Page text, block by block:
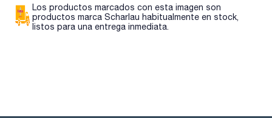
Los productos marcados con esta imagen son
productos marca Scharlau habitualmente en stock,
listos para una entrega inmediata.